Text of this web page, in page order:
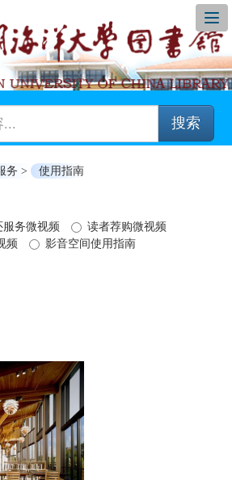
搜索
务 > 使用指南
服务微视频
读者荐购微视频
频
影音空间使用指南